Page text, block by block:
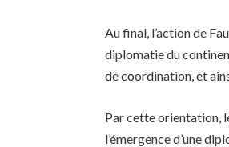
Au final, l’action de
diplomatie du
de coordination, et
Par cette orientation,
l’émergence d’une